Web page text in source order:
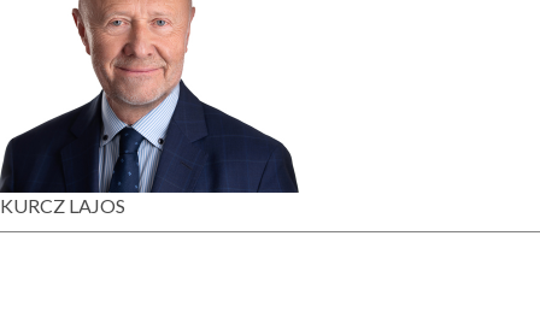
KURCZ LAJOS